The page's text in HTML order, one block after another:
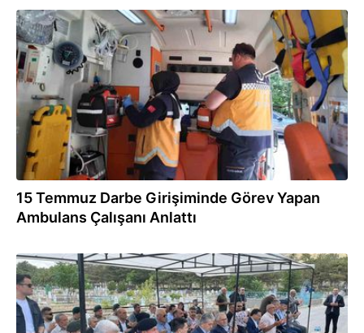
15.07.2024
15 Temmuz Darbe Girişiminde Görev Yapan
Ambulans Çalışanı Anlattı
14.07.2024